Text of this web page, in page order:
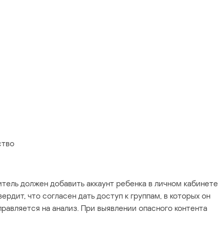
должен добавить аккаунт ребенка в личном кабинете
что согласен дать доступ к группам, в которых он
на анализ. При выявлении опасного контента